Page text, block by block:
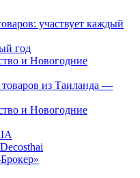
участвует каждый
год
и Новогодние
из Таиланда —
и Новогодние